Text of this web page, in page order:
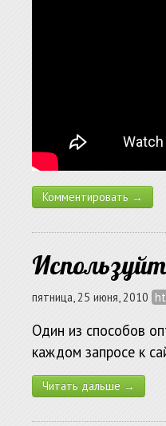
Комментировать →
пятница, 25 июня, 2010
Один из способов
каждом запросе к
Читать дальше →